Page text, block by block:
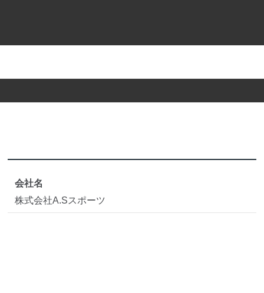
会社名
株式会社A.Sスポーツ